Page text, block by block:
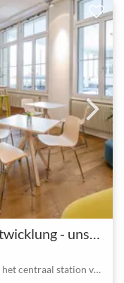
Stijlvolle werkruimte op 3 minuten van het centraal station van Bern